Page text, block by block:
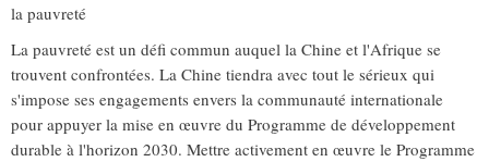
la pauvreté
La pauvreté est un défi commun auquel la Chine et l'Afrique se
trouvent confrontées. La Chine tiendra avec tout le sérieux qui
s'impose ses engagements envers la communauté internationale
pour appuyer la mise en œuvre du Programme de développement
durable à l'horizon 2030. Mettre activement en œuvre le Programme